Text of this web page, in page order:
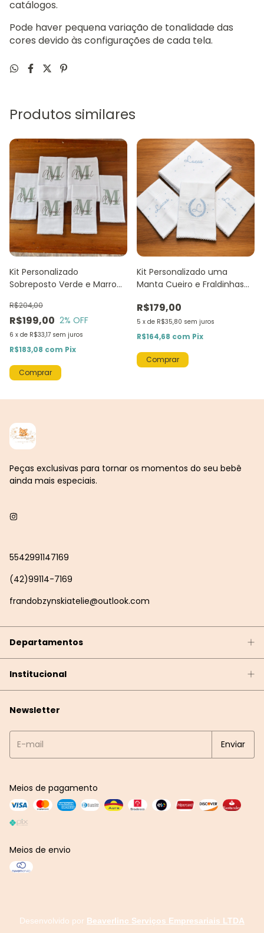
catálogos.
Pode haver pequena variação de tonalidade das
cores devido às configurações de cada tela.
Produtos similares
Kit Personalizado
Sobreposto Verde e Marrom
R$199,00
R$204,00
2% OFF
6 x de R$33,17 sem juros
R$183,08 com Pix
Kit Personalizado uma
Manta Cueiro e Fraldinhas
R$179,00
5 x de R$35,80 sem juros
R$164,68 com Pix
Peças exclusivas para tornar os momentos do seu bebê
ainda mais especiais.
5542991147169
(42)99114-7169
frandobzynskiatelie@outlook.com
Departamentos
Institucional
Newsletter
Meios de pagamento
Meios de envio
Desenvolvido por Beaverlinc Serviços Empresariais LTDA